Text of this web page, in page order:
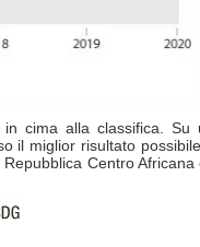
cima alla classifica. Su
il miglior risultato
Centro Africana